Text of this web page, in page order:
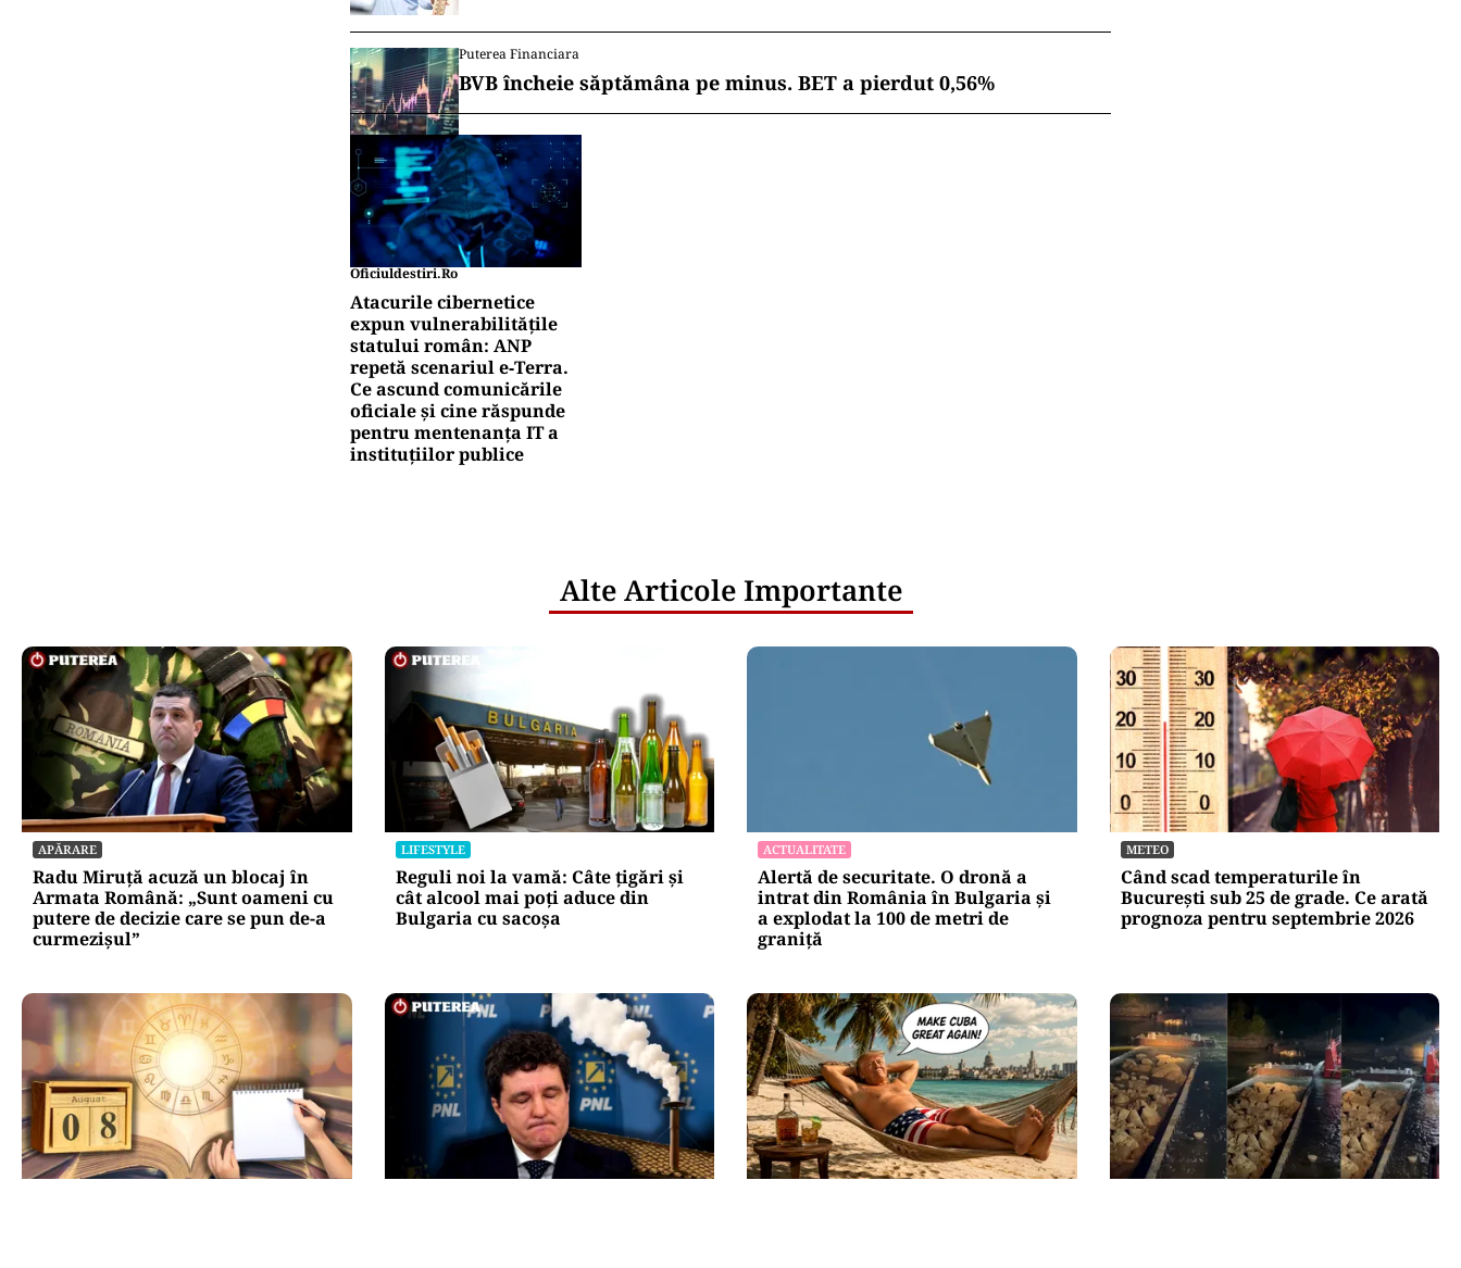
Puterea Financiara
BVB încheie săptămâna pe minus. BET a pierdut 0,56%
Oficiuldestiri.ro
Atacurile cibernetice
expun vulnerabilitățile
statului român: ANP
repetă scenariul e‑Terra.
Ce ascund comunicările
oficiale și cine răspunde
pentru mentenanța IT a
instituțiilor publice
Alte Articole Importante
APĂRARE
Radu Miruță acuză un blocaj în
Armata Română: „Sunt oameni cu
putere de decizie care se pun de-a
curmezișul”
LIFESTYLE
Reguli noi la vamă: Câte țigări și
cât alcool mai poți aduce din
Bulgaria cu sacoșa
ACTUALITATE
Alertă de securitate. O dronă a
intrat din România în Bulgaria şi
a explodat la 100 de metri de
graniţă
METEO
Când scad temperaturile în
București sub 25 de grade. Ce arată
prognoza pentru septembrie 2026